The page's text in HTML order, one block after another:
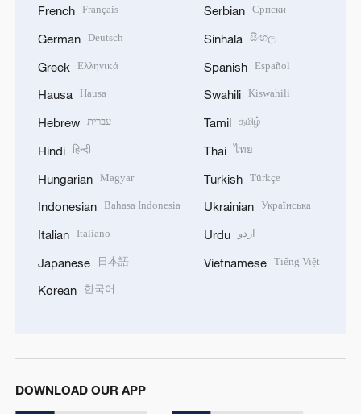
French Français
German Deutsch
Greek Ελληνικά
Hausa Hausa
Hebrew עברית
Hindi हिन्दी
Hungarian Magyar
Indonesian Bahasa Indonesia
Italian Italiano
Japanese 日本語
Korean 한국어
Serbian Српски
Sinhala සිංහල
Spanish Español
Swahili Kiswahili
Tamil தமிழ்
Thai ไทย
Turkish Türkçe
Ukrainian Українська
Urdu اردو
Vietnamese Tiếng Việt
DOWNLOAD OUR APP